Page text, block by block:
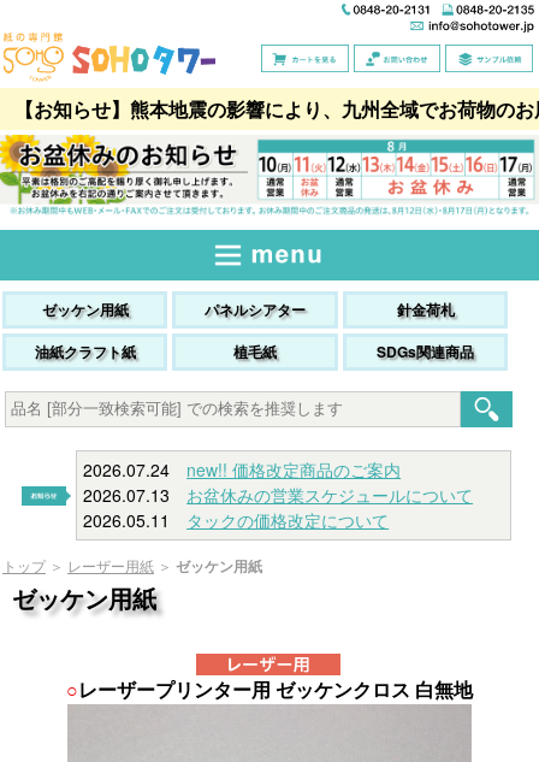
【お知らせ】熊本地震の影響により、九州全域でお荷物の
ゼッケン用紙 パネルシアター
針金荷札
油紙クラフト紙
植毛紙 SDGs関連商品
2026.07.24 new!! 価格改定商品のご案内
2026.07.13 お盆休みの営業スケジュールについて
2026.05.11 タックの価格改定について
トップ ＞ レーザー用紙 ＞ ゼッケン用紙
ゼッケン用紙
○レーザープリンター用 ゼッケンクロス 白無地